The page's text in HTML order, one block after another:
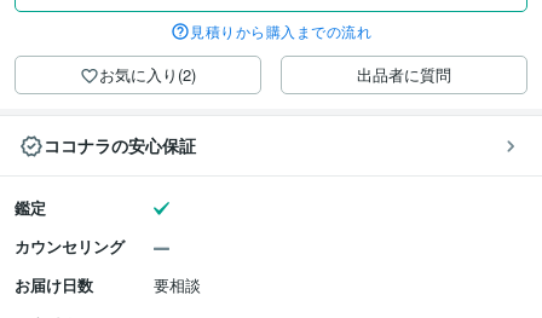
見積りから購入までの流れ
お気に入り(2) 出品者に質問
ココナラの安心保証
鑑定
カウンセリング
お届け日数
要相談